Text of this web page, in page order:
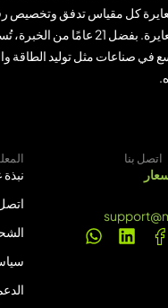
كل مقياس تدفق وتخصيص
مع جميع بيانات المعايرة. بفضل
في صناعات مثل توليد الطاقة
اتصل بنا
نبذة